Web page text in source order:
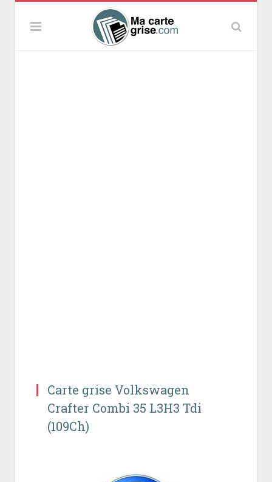
Carte grise Volkswagen
Crafter Combi 35 L3H3 Tdi
(109Ch)